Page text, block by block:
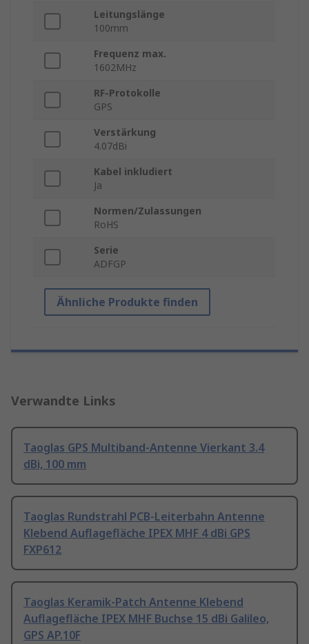
Leitungslänge
100mm
Frequenz max.
1602MHz
RF-Protokolle
GPS
Verstärkung
4.07dBi
Kabel inkludiert
Ja
Normen/Zulassungen
RoHS
Serie
ADFGP
Ähnliche Produkte finden
Verwandte Links
Taoglas GPS Multiband-Antenne Vierkant 3.4
dBi, 100 mm
Taoglas Rundstrahl PCB-Leiterbahn Antenne
Klebend Auflagefläche IPEX MHF 4 dBi GPS
FXP612
Taoglas Keramik-Patch Antenne Klebend
Auflagefläche IPEX MHF Buchse 15 dBi Galileo,
GPS AP.10F